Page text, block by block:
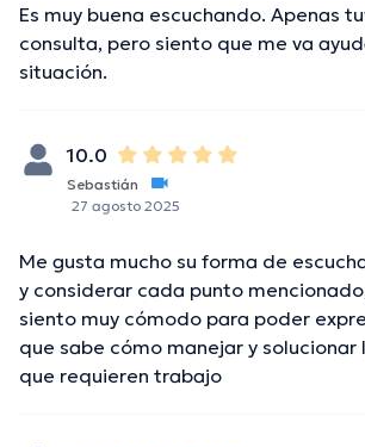
Es muy buena escuchando. Apenas
consulta, pero siento que me va
situación.
10.0
Sebastián
27 agosto 2025
Me gusta mucho su forma de
y considerar cada punto
siento muy cómodo para poder
que sabe cómo manejar y solucionar
que requieren trabajo